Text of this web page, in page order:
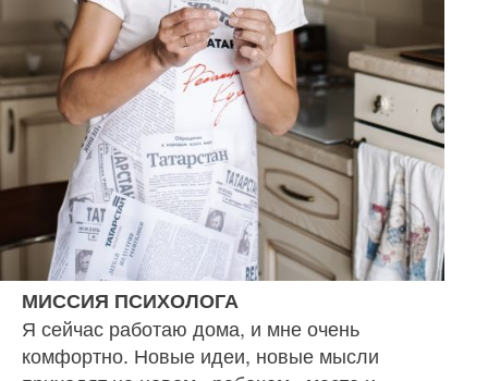
МИССИЯ ПСИХОЛОГА
Я сейчас работаю дома, и мне очень
комфортно. Новые идеи, новые мысли